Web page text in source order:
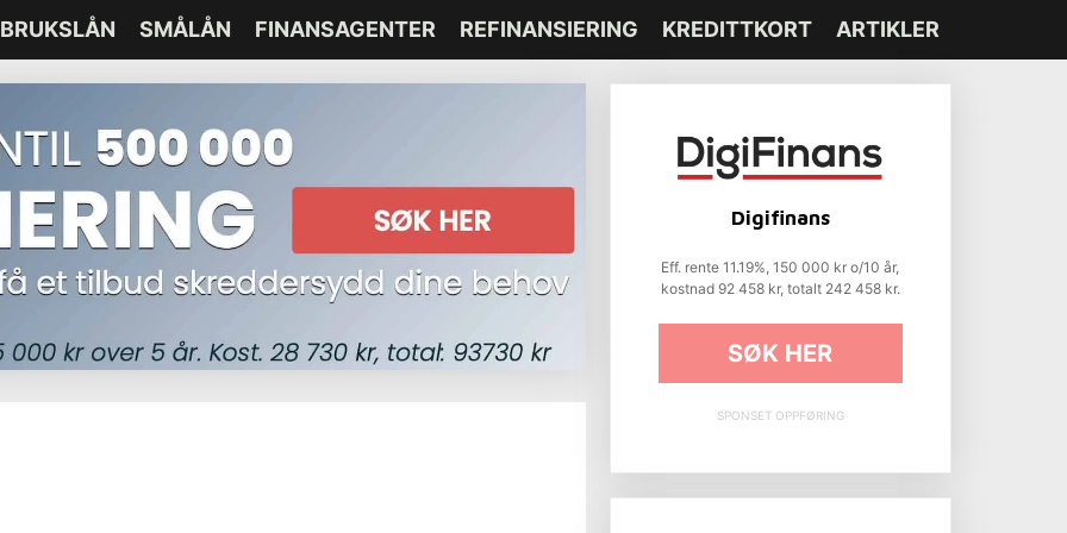
SMÅLÅN FINANSAGENTER REFINANSIERING KREDITTKORT ARTIKLER
Digifinans
Eff. rente 11.19%, 150 000 kr o/10 år,
kostnad 92 458 kr, totalt 242 458 kr.
SØK HER
SPONSET OPPFØRING